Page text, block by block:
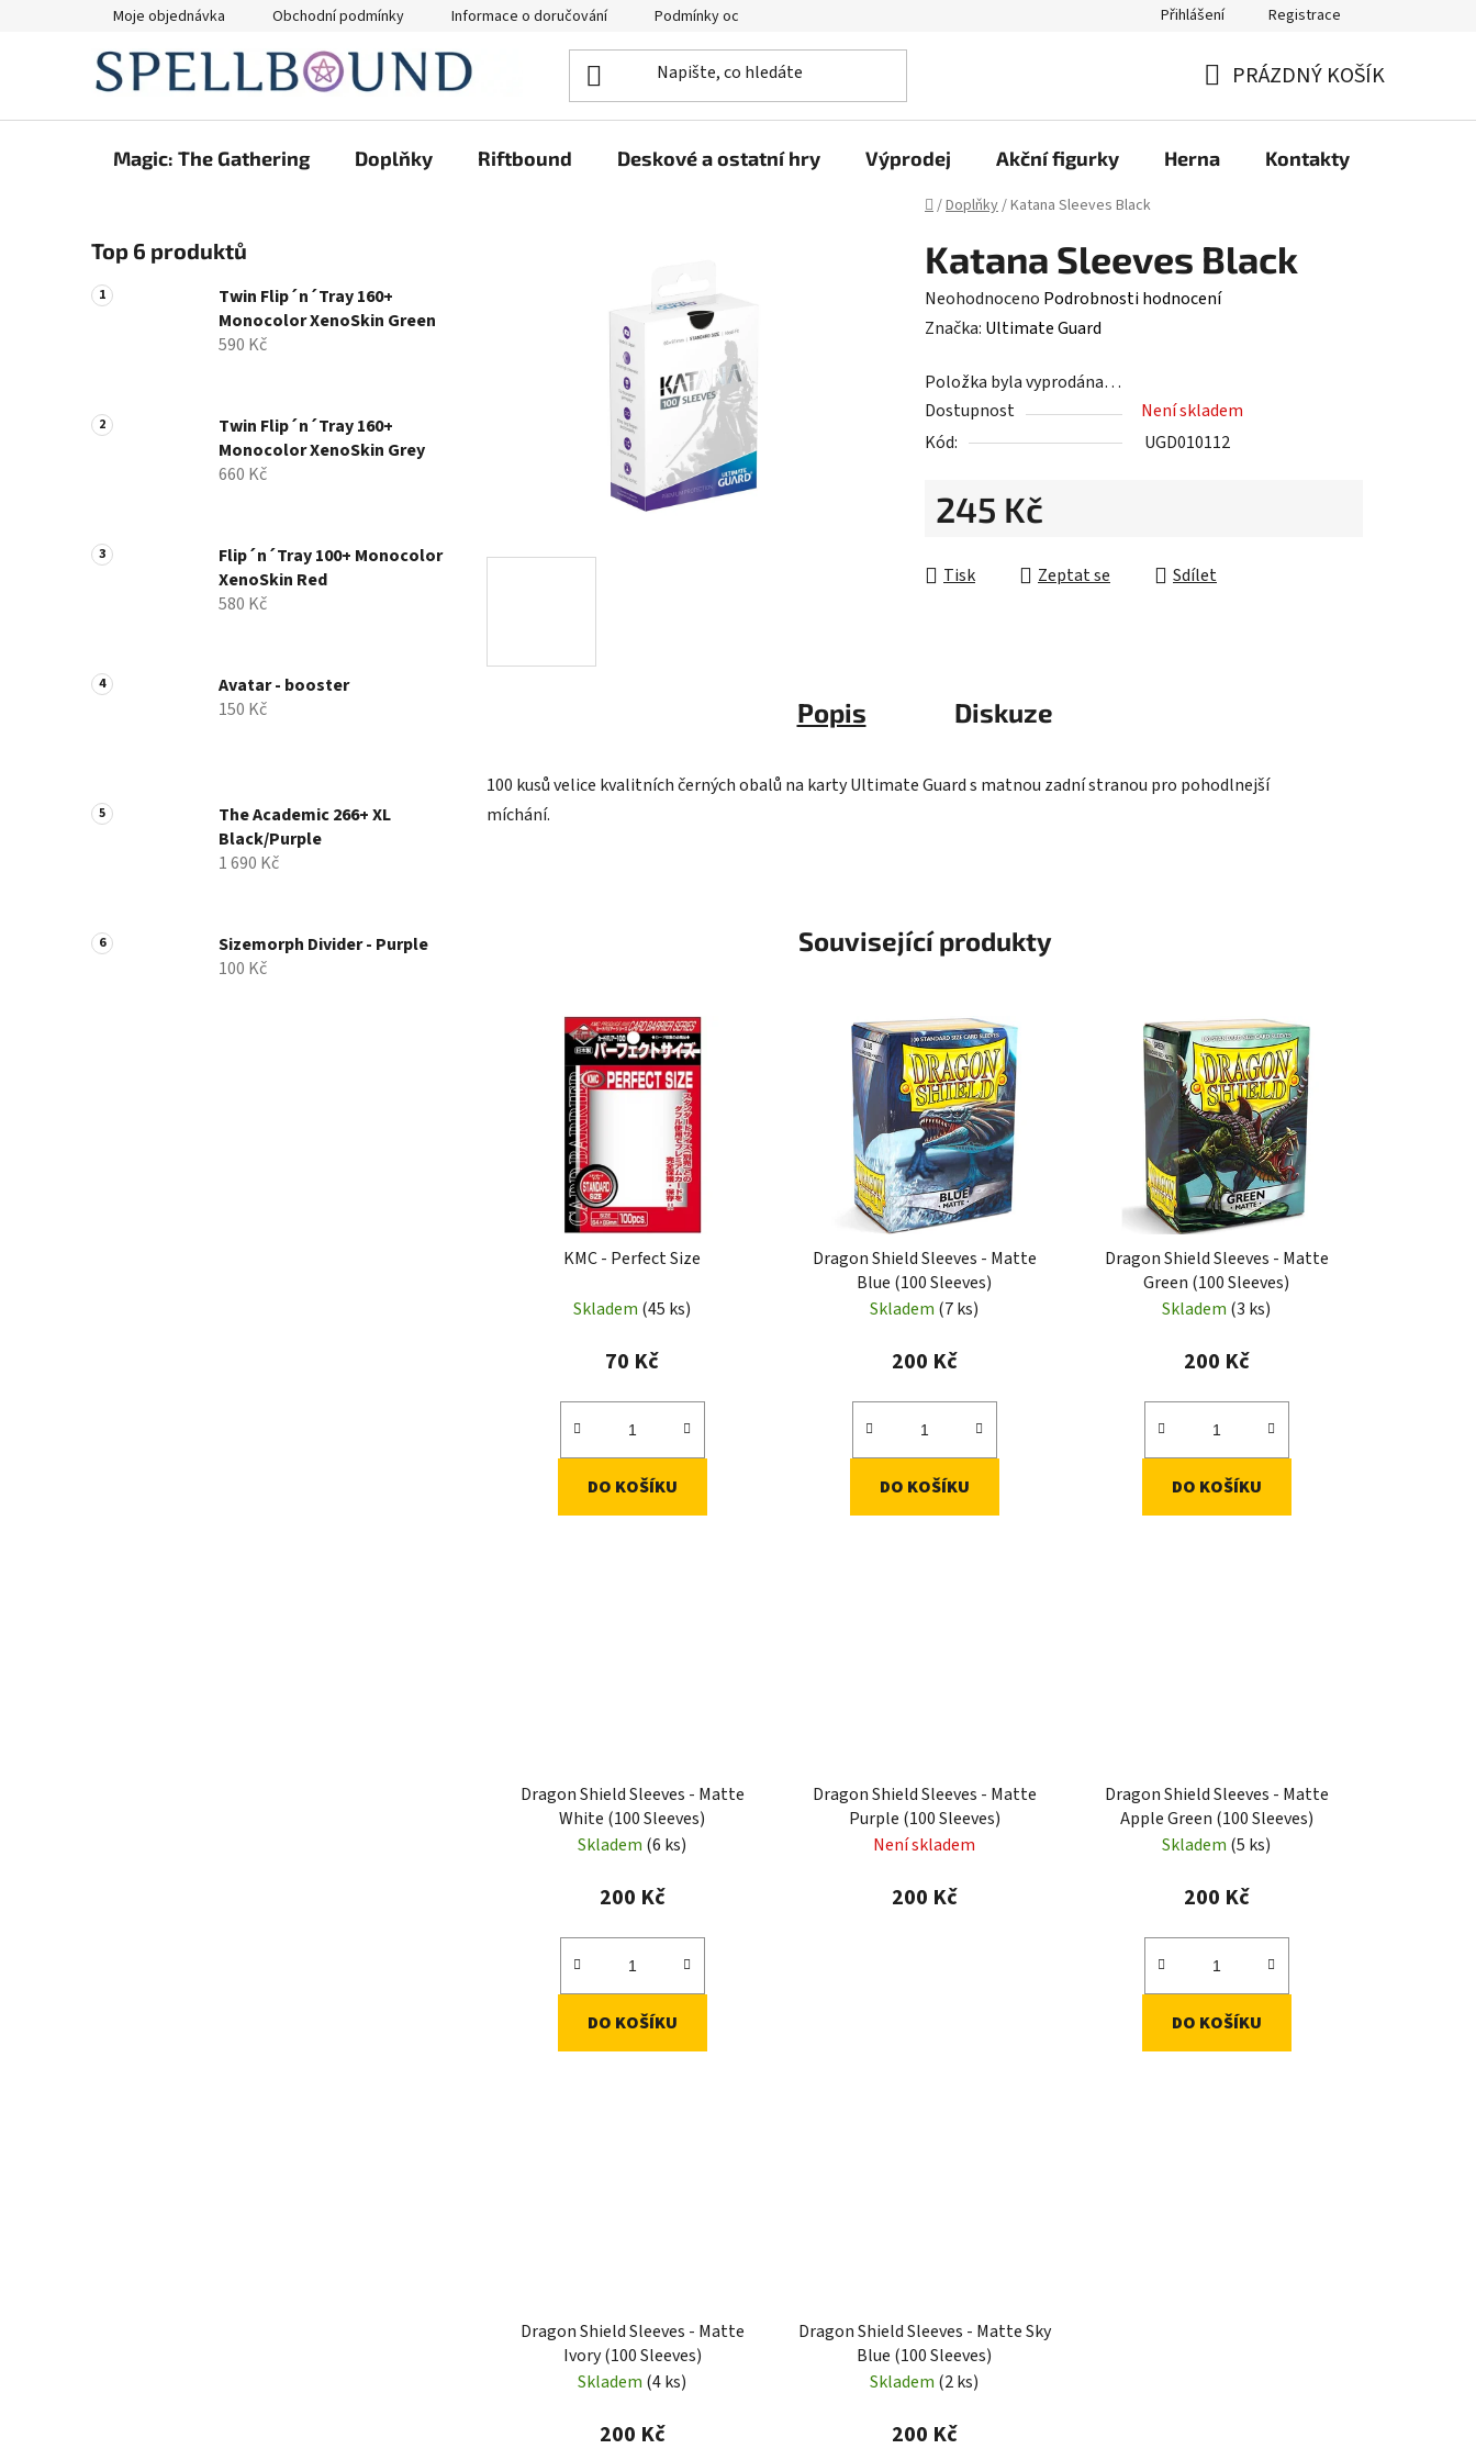
Moje objednávka Obchodní podmínky Informace o doručování Podmínky ochrany osobních údajů Přihlášení Registrace
KOŠÍK
PRÁZDNÝ KOŠÍK
Magic: The Gathering Doplňky Riftbound Deskové a ostatní hry Výprodej Akční figurky Herna Kontakty
Domů
/Doplňky/Katana Sleeves Black
o
s
t
n
n
e
Top 6 produktů
Twin Flip´n´Tray 160+
Monocolor XenoSkin Green
590 Kč
Twin Flip´n´Tray 160+
Monocolor XenoSkin Grey
660 Kč
Flip´n´Tray 100+ Monocolor
XenoSkin Red
580 Kč
Avatar - booster
150 Kč
The Academic 266+ XL
Black/Purple
1 690 Kč
Sizemorph Divider - Purple
100 Kč
Katana Sleeves Black
Průměrné
hodnocení
je
0,0
z
hvězdiček.
Neohodnoceno Podrobnosti hodnocení
Značka: Ultimate Guard
Položka byla vyprodána…
Dostupnost
Není skladem
Kód:
UGD010112
245 Kč
Tisk
Zeptat se Sdílet
Popis Diskuze
100 kusů velice kvalitních černých obalů na karty Ultimate Guard s matnou zadní stranou pro pohodlnejší
míchání.
Související produkty
KMC - Perfect Size
Skladem (45 ks)
70 Kč
DO KOŠÍKU
Dragon Shield Sleeves - Matte
Blue (100 Sleeves)
Skladem (7 ks)
200 Kč
DO KOŠÍKU
Dragon Shield Sleeves - Matte
Green (100 Sleeves)
Skladem (3 ks)
200 Kč
DO KOŠÍKU
Dragon Shield Sleeves - Matte
White (100 Sleeves)
Skladem (6 ks)
200 Kč
DO KOŠÍKU
Dragon Shield Sleeves - Matte
Purple (100 Sleeves)
Není skladem
200 Kč
Dragon Shield Sleeves - Matte
Apple Green (100 Sleeves)
Skladem (5 ks)
200 Kč
DO KOŠÍKU
Dragon Shield Sleeves - Matte
Ivory (100 Sleeves)
Skladem (4 ks)
200 Kč
Dragon Shield Sleeves - Matte Sky
Blue (100 Sleeves)
Skladem (2 ks)
200 Kč